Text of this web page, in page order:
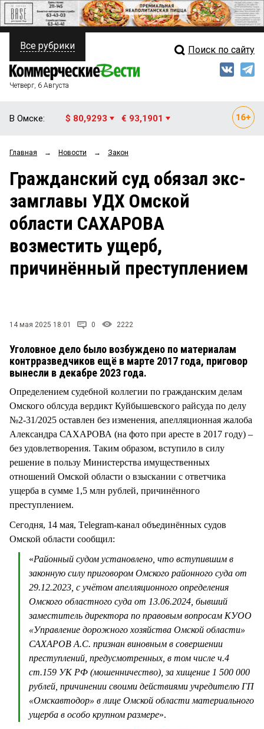
ПОЛИТИКА
ФИНАНСЫ
ОБЩЕСТВО
ЗАКОН
НОВОСТИ КОМПАНИЙ
СТИЛЬ ЖИЗНИ
Свежий выпуск
Рейтинги
Блоги
Архив
Все рубрики Поиск по сайту
Четверг, 6 Августа
В Омске: $ 80,9293 € 93,1901
Главная → Новости → Закон
Гражданский суд обязал экс-
замглавы УДХ Омской
области САХАРОВА
возместить ущерб,
причинённый преступлением
14 мая 2025 18:01 0 2222
Уголовное дело было возбуждено по материалам
контрразведчиков ещё в марте 2017 года, приговор
вынесли в декабре 2023 года.
Определением судебной коллегии по гражданским делам
Омского облсуда вердикт Куйбышевского райсуда по делу
№2-31/2025 оставлен без изменения, апелляционная жалоба
Александра САХАРОВА (на фото при аресте в 2017 году) –
без удовлетворения. Таким образом, вступило в силу
решение в пользу Министерства имущественных
отношений Омской области о взыскании с ответчика
ущерба в сумме 1,5 млн рублей, причинённого
преступлением.
Сегодня, 14 мая, Тelegram-канал объединённых судов
Омской области сообщил:
«Районный судом установлено, что вступившим в
законную силу приговором Омского районного суда от
29.12.2023, с учётом апелляционного определения
Омского областного суда от 13.06.2024, бывший
заместитель директора по правовым вопросам КУОО
«Управление дорожного хозяйства Омской области»
САХАРОВ А.С. признан виновным в совершении
преступлений, предусмотренных, в том числе ч.4
ст.159 УК РФ (мошенничество), за хищение 1 500 000
рублей, причинении своими действиями учредителю ГП
«Омскавтодор» в лице Омской области материального
ущерба в особо крупном размере».